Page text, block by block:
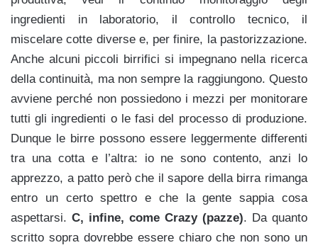
ingredienti in laboratorio, il controllo tecnico, il
miscelare cotte diverse e, per finire, la pastorizzazione.
Anche alcuni piccoli birrifici si impegnano nella ricerca
della continuità, ma non sempre la raggiungono. Questo
avviene perché non possiedono i mezzi per monitorare
tutti gli ingredienti o le fasi del processo di produzione.
Dunque le birre possono essere leggermente differenti
tra una cotta e l’altra: io ne sono contento, anzi lo
apprezzo, a patto però che il sapore della birra rimanga
entro un certo spettro e che la gente sappia cosa
aspettarsi. C, infine, come Crazy (pazze). Da quanto
scritto sopra dovrebbe essere chiaro che non sono un